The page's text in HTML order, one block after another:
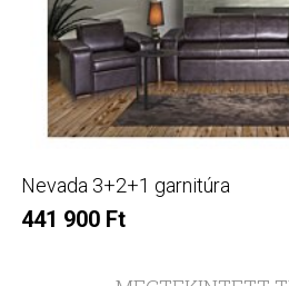
Nevada 3+2+1 garnitúra
441 900 Ft